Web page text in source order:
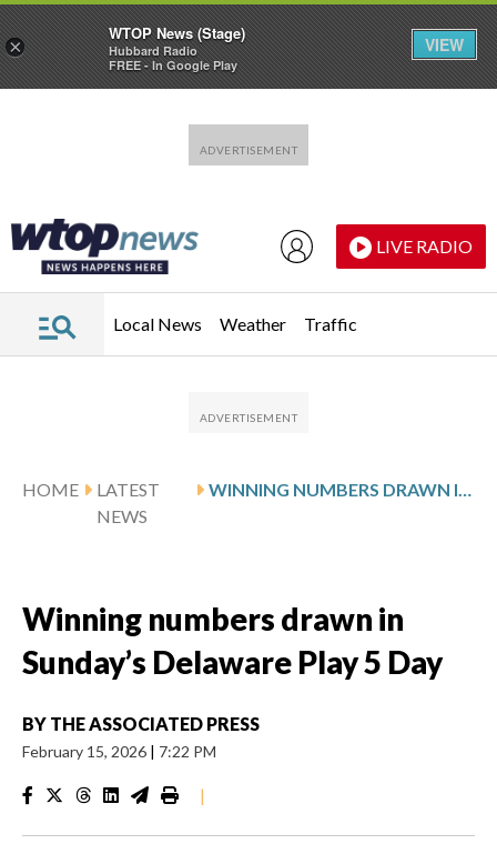
LIVE RADIO
Local News Weather Traffic
HOME
LATEST
NEWS
WINNING NUMBERS DRAWN IN SUNDAY’S DELAWARE PLAY 5 DAY
Winning numbers drawn in
Sunday’s Delaware Play 5 Day
BY THE ASSOCIATED PRESS
February 15, 2026 | 7:22 PM
|
×
WTOP News (Stage)
Hubbard Radio
FREE - In Google Play
VIEW